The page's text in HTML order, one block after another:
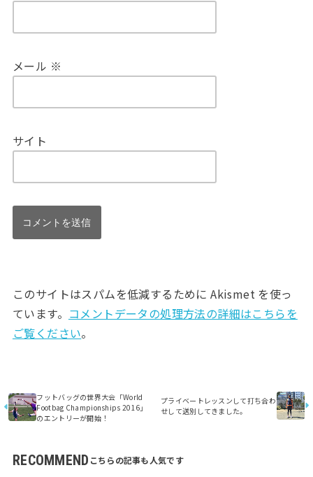
メール ※
サイト
このサイトはスパムを低減するために Akismet を使っ
ています。 コメントデータの処理方法の詳細はこちらを
ご覧ください。
フットバッグの世界大会「World
Footbag Championships 2016」
のエントリーが開始！
プライベートレッスンして打ち合わ
せして送別してきました。
RECOMMEND